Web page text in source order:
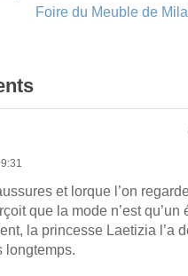
Foire du Meuble de
et lorque l’on
que la mode n’est qu’un
la princesse Laetizia l’a
longtemps.